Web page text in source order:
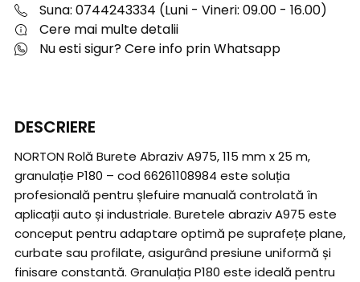
Suna: 0744243334 (Luni - Vineri: 09.00 - 16.00)
Cere mai multe detalii
Nu esti sigur? Cere info prin Whatsapp
DESCRIERE
NORTON Rolă Burete Abraziv A975, 115 mm x 25 m,
granulație P180 – cod 66261108984 este soluția
profesională pentru șlefuire manuală controlată în
aplicații auto și industriale. Buretele abraziv A975 este
conceput pentru adaptare optimă pe suprafețe plane,
curbate sau profilate, asigurând presiune uniformă și
finisare constantă. Granulația P180 este ideală pentru